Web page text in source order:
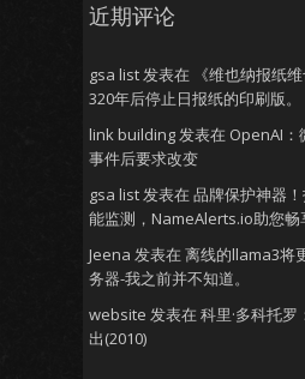
近期评论
gsa list发表在
《维也纳报纸
320年后停止日报纸的印刷版。
link building发表在 OpenAI：
事件后要求改变
gsa list发表在 品牌保护神器
能监测，NameAlerts.io助您畅
Jeena 发表在 离线的llama3将
务器-我之前并不知道。
website 发表在 科里·多科托
出(2010)